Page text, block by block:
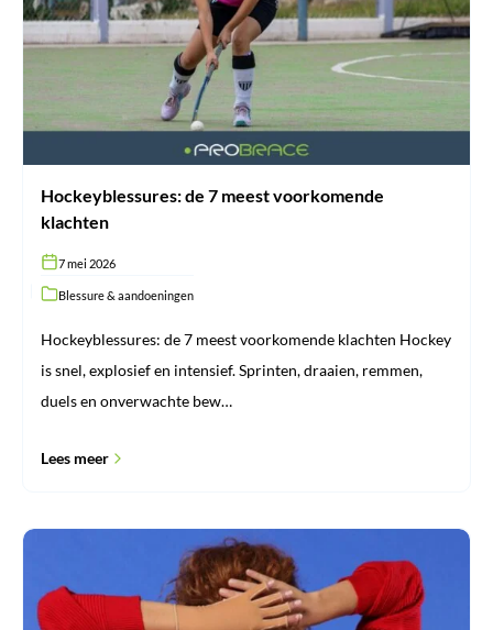
voorkomende
klachten
Hockeyblessures: de 7 meest voorkomende
klachten
7 mei 2026
Blessure & aandoeningen
Hockeyblessures: de 7 meest voorkomende klachten Hockey
is snel, explosief en intensief. Sprinten, draaien, remmen,
duels en onverwachte bew…
Lees meer
littekenhandschoen